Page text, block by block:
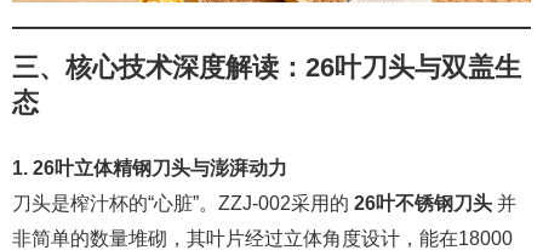
三、核心技术深度解读：26叶刀头与双盖生
态
1. 26叶立体精钢刀头与澎湃动力
刀头是榨汁杯的“心脏”。ZZJ-002采用的 26叶不锈钢刀头 并
非简单的数量堆砌，其叶片经过立体角度设计，能在18000